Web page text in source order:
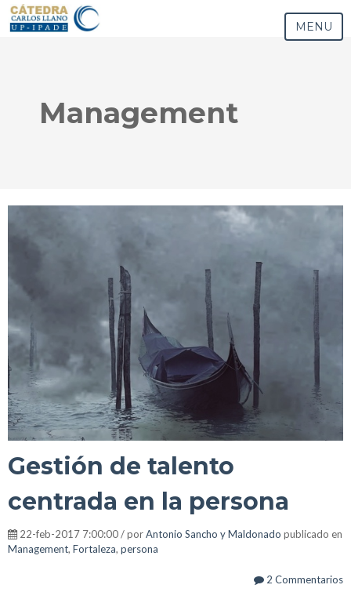
MENU
Management
Gestión de talento
centrada en la persona
22-feb-2017 7:00:00 / porAntonio Sancho y Maldonado publicado en
Management, Fortaleza, persona
2 Commentarios